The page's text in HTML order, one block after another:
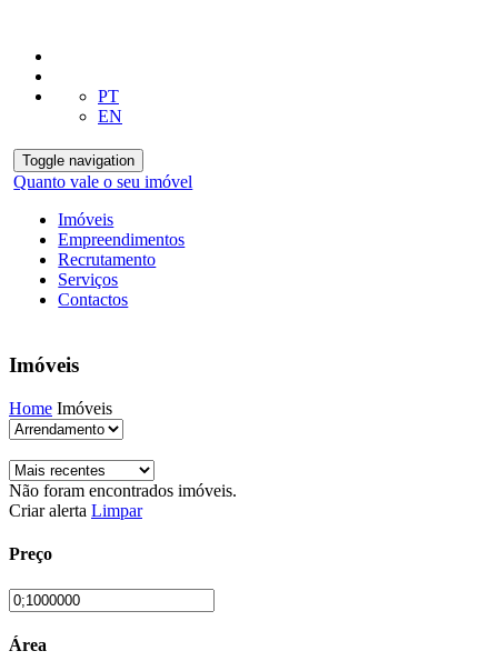
PT
EN
Toggle navigation
Quanto vale o seu imóvel
Imóveis
Empreendimentos
Recrutamento
Serviços
Contactos
Imóveis
Home Imóveis
Não foram encontrados imóveis.
Criar alerta Limpar
Preço
Área